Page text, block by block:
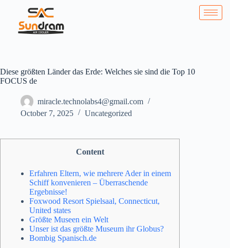
Diese größten Länder das Erde: Welches sie sind die Top 10
FOCUS de
miracle.technolabs4@gmail.com
October 7, 2025
Uncategorized
Content
Erfahren Eltern, wie mehrere Ader in einem
Schiff konvenieren – Überraschende
Ergebnisse!
Foxwood Resort Spielsaal, Connecticut,
United states
Größte Museen ein Welt
Unser ist das größte Museum ihr Globus?
Bombig Spanisch.de